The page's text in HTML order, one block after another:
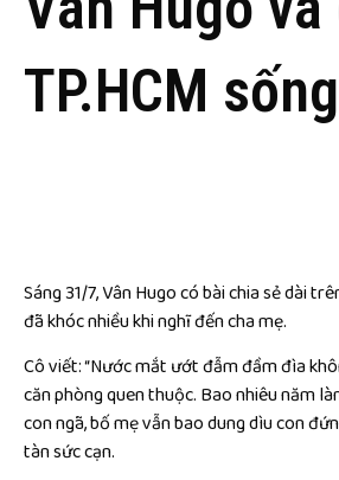
TP.HCM sống
Sáng 31/7, Vân Hugo có bài chia sẻ dài
đã khóc nhiều khi nghĩ đến cha mẹ.
Cô viết: “Nước mắt ướt đẫm đầm đìa
căn phòng quen thuộc. Bao nhiêu năm
con ngã, bố mẹ vẫn bao dung dìu con
tàn sức cạn.